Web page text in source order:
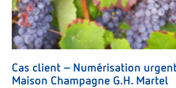
Cas client – Numérisation
Maison Champagne G.H. Martel